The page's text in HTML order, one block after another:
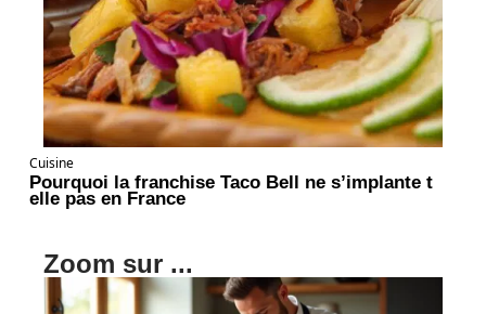
Cuisine
Pourquoi la franchise Taco Bell ne s’implante t
elle pas en France
Zoom sur ...